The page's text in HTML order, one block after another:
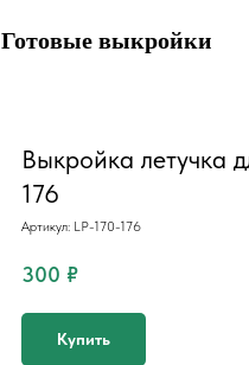
Готовые выкройки
Выкройка летучка
176
Артикул: LP-170-176
300 ₽
Купить